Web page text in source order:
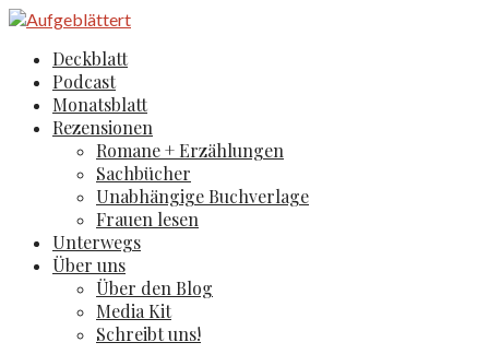
Zum
springenDeckblatt
Podcast
Monatsblatt
Rezensionen
Romane + Erzählungen
Sachbücher
Unabhängige Buchverlage
Frauen lesen
Unterwegs
Über uns
Über den Blog
Media Kit
Schreibt uns!